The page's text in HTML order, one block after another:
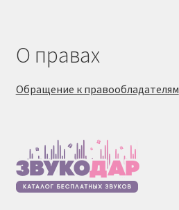
О правах
Обращение к правообладателям